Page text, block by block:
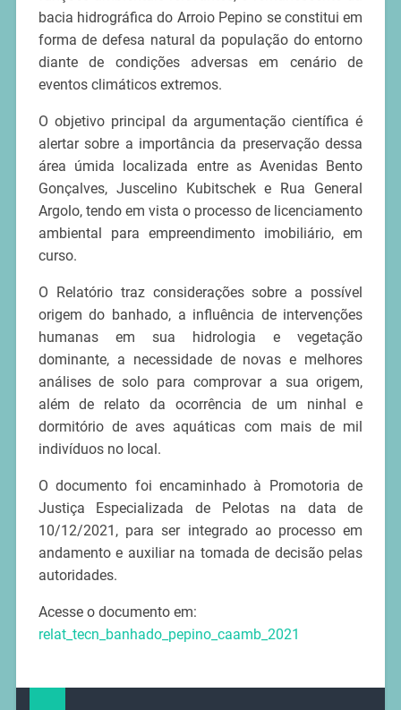
bacia hidrográfica do Arroio Pepino se constitui em
forma de defesa natural da população do entorno
diante de condições adversas em cenário de
eventos climáticos extremos.
O objetivo principal da argumentação científica é
alertar sobre a importância da preservação dessa
área úmida localizada entre as Avenidas Bento
Gonçalves, Juscelino Kubitschek e Rua General
Argolo, tendo em vista o processo de licenciamento
ambiental para empreendimento imobiliário, em
curso.
O Relatório traz considerações sobre a possível
origem do banhado, a influência de intervenções
humanas em sua hidrologia e vegetação
dominante, a necessidade de novas e melhores
análises de solo para comprovar a sua origem,
além de relato da ocorrência de um ninhal e
dormitório de aves aquáticas com mais de mil
indivíduos no local.
O documento foi encaminhado à Promotoria de
Justiça Especializada de Pelotas na data de
10/12/2021, para ser integrado ao processo em
andamento e auxiliar na tomada de decisão pelas
autoridades.
Acesse o documento em:
relat_tecn_banhado_pepino_caamb_2021